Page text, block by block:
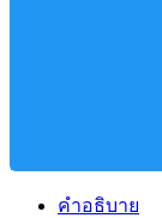
คำอธิบาย